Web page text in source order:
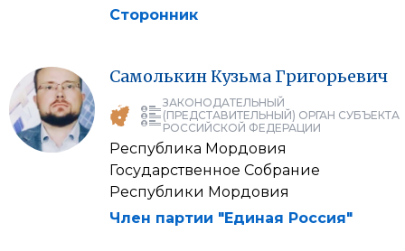
Сторонник
Самолькин Кузьма Григорьевич
ЗАКОНОДАТЕЛЬНЫЙ
(ПРЕДСТАВИТЕЛЬНЫЙ) ОРГАН СУБЪЕКТА
РОССИЙСКОЙ ФЕДЕРАЦИИ
Республика Мордовия
Государственное Собрание
Республики Мордовия
Член партии "Единая Россия"